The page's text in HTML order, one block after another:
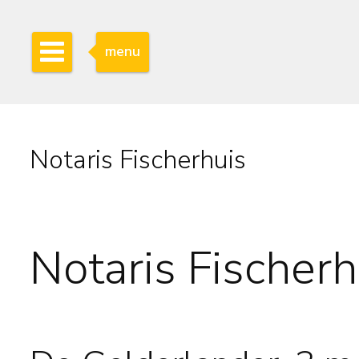
menu
Notaris Fischerhuis
Notaris